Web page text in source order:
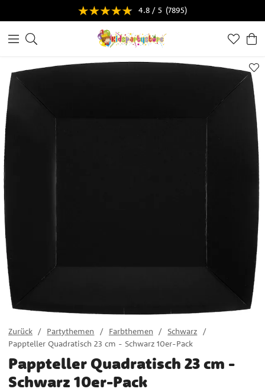
4.8 / 5 (7895)
Zurück Partythemen Farbthemen
Schwarz
Pappteller Quadratisch 23 cm - Schwarz 10er-Pack
Pappteller Quadratisch 23 cm -
Schwarz 10er-Pack